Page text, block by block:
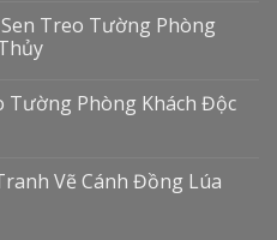
Treo Tường Phòng
Tường Phòng Khách Độc
Vẽ Cánh Đồng Lúa